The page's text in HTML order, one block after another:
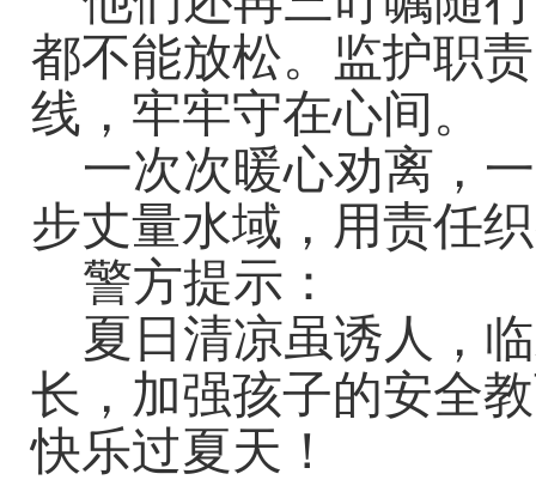
都不能放松。监护职
线，牢牢守在心间。
一次次暖心劝离，
步丈量水域，用责任
警方提示 ：
夏日清凉虽诱人，
长， 加强孩子的安全
快乐过夏天！